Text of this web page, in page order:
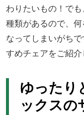
わりたいもの！で
種類があるので、
なってしまいがち
すめチェアをご紹介
ゆったり
ックスの